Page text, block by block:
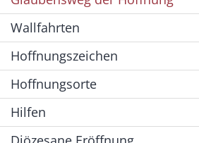
Wallfahrten
Hoffnungszeichen
Hoffnungsorte
Hilfen